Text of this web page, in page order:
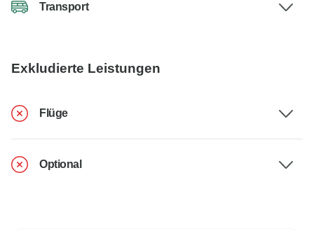
Transport
Exkludierte Leistungen
Flüge
Optional